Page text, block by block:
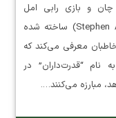
و بازی رابی امل
(Robbie Amell) و استیون امل (Stephen Amell) ساخته شده
معرفی می‌کند که
نام “قدرت‌داران” در
مبارزه می‌کنند….